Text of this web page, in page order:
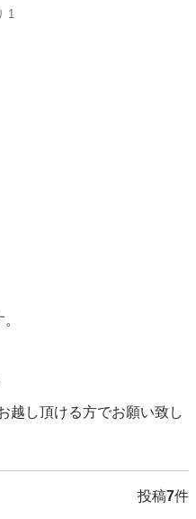
1
越し頂ける方でお願い致し
投稿7件